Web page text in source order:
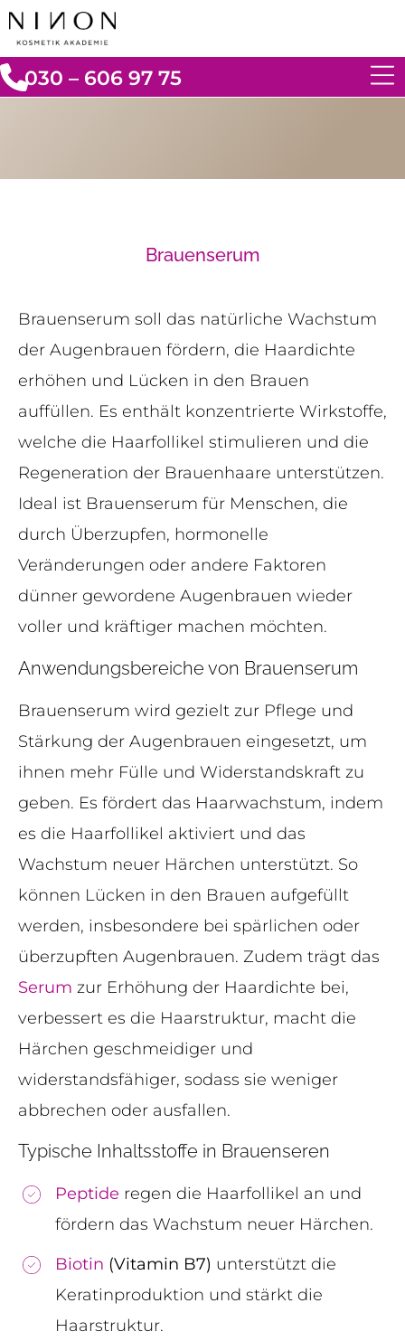
030 – 606 97 75
Brauenserum
Brauenserum soll das natürliche Wachstum
der Augenbrauen fördern, die Haardichte
erhöhen und Lücken in den Brauen
auffüllen. Es enthält konzentrierte Wirkstoffe,
welche die Haarfollikel stimulieren und die
Regeneration der Brauenhaare unterstützen.
Ideal ist Brauenserum für Menschen, die
durch Überzupfen, hormonelle
Veränderungen oder andere Faktoren
dünner gewordene Augenbrauen wieder
voller und kräftiger machen möchten.
Anwendungsbereiche von Brauenserum
Brauenserum wird gezielt zur Pflege und
Stärkung der Augenbrauen eingesetzt, um
ihnen mehr Fülle und Widerstandskraft zu
geben. Es fördert das Haarwachstum, indem
es die Haarfollikel aktiviert und das
Wachstum neuer Härchen unterstützt. So
können Lücken in den Brauen aufgefüllt
werden, insbesondere bei spärlichen oder
überzupften Augenbrauen. Zudem trägt das
Serum zur Erhöhung der Haardichte bei,
verbessert es die Haarstruktur, macht die
Härchen geschmeidiger und
widerstandsfähiger, sodass sie weniger
abbrechen oder ausfallen.
Typische Inhaltsstoffe in Brauenseren
Peptide regen die Haarfollikel an und
fördern das Wachstum neuer Härchen.
Biotin (Vitamin B7) unterstützt die
Keratinproduktion und stärkt die
Haarstruktur.